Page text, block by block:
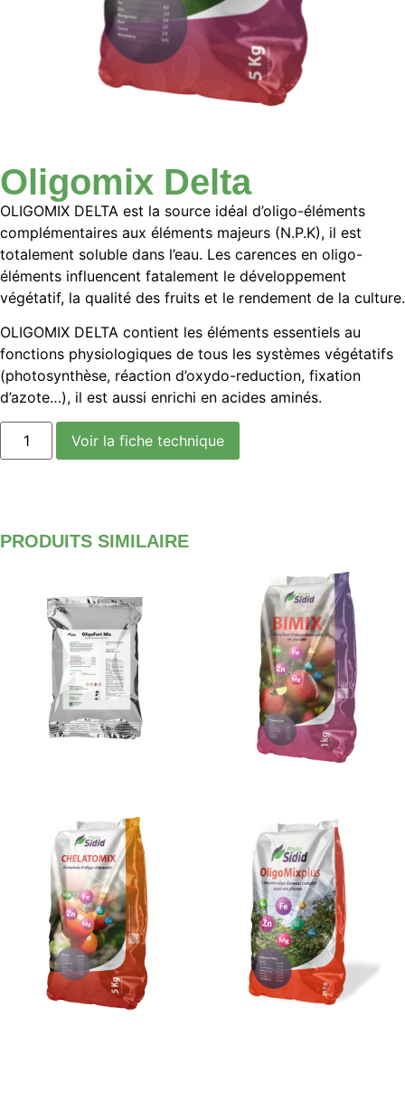
Oligomix Delta
OLIGOMIX DELTA est la source idéal d’oligo-éléments
complémentaires aux éléments majeurs (N.P.K), il est
totalement soluble dans l’eau. Les carences en oligo-
éléments influencent fatalement le développement
végétatif, la qualité des fruits et le rendement de la culture.
OLIGOMIX DELTA contient les éléments essentiels au
fonctions physiologiques de tous les systèmes végétatifs
(photosynthèse, réaction d’oxydo-reduction, fixation
d’azote…), il est aussi enrichi en acides aminés.
Voir la fiche technique
PRODUITS SIMILAIRE